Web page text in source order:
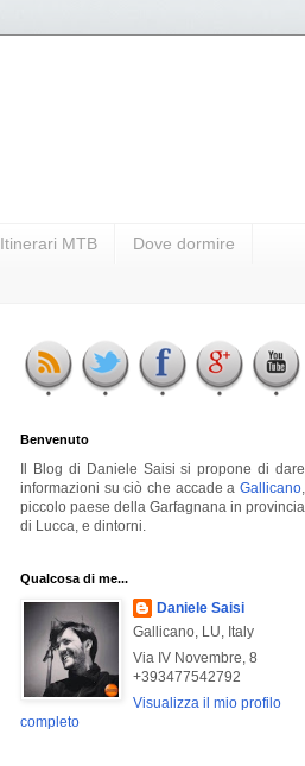
Itinerari MTB Dove dormire
Benvenuto
Il Blog di Daniele Saisi si propone di dare
informazioni su ciò che accade a Gallicano
piccolo paese della Garfagnana in provincia
di Lucca, e dintorni.
Qualcosa di me...
Daniele Saisi
Gallicano, LU, Italy
Via IV Novembre, 8
+393477542792
Visualizza il mio profilo
completo